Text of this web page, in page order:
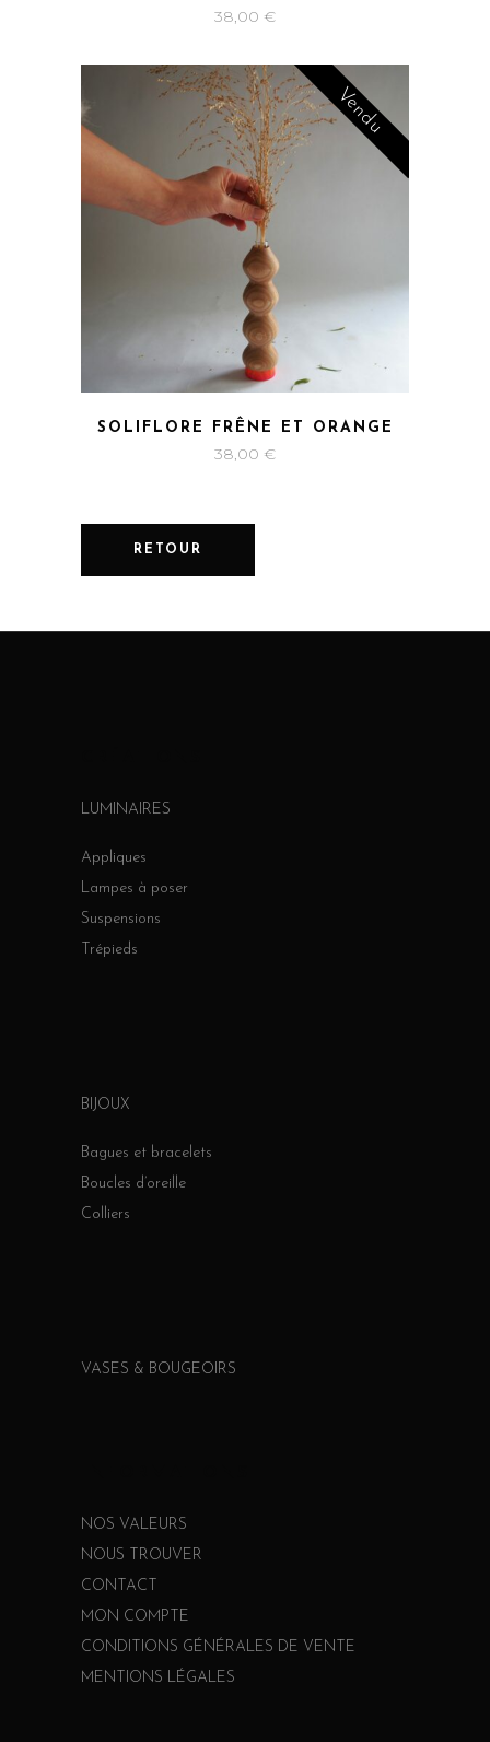
38,00 €
Vendu
SOLIFLORE FRÊNE ET ORANGE
38,00 €
RETOUR
LUMINAIRES
Appliques
Lampes à poser
Suspensions
Trépieds
BIJOUX
Bagues et bracelets
Boucles d’oreille
Colliers
VASES & BOUGEOIRS
NOS VALEURS
NOUS TROUVER
CONTACT
MON COMPTE
CONDITIONS GÉNÉRALES DE VENTE
MENTIONS LÉGALES